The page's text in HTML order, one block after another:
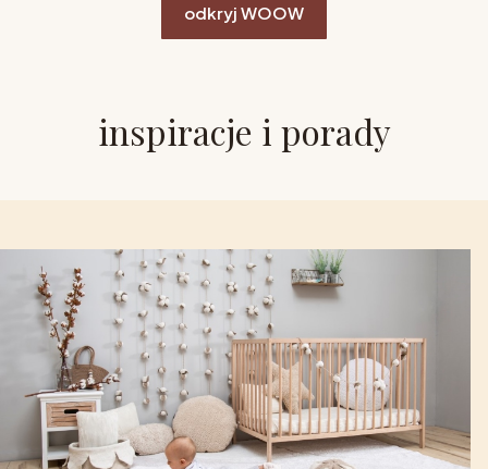
odkryj WOOW
inspiracje i porady